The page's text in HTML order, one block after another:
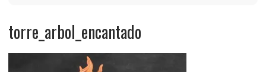
torre_arbol_encantado